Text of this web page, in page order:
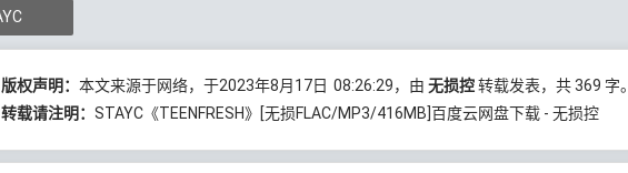
版权声明： 本文来源于网络，于2023年8月17日 08:26:29，由 无损控转载发表，共 369 字。
转载请注明： STAYC《TEENFRESH》[无损FLAC/MP3/416MB]百度云网盘下载 - 无损控